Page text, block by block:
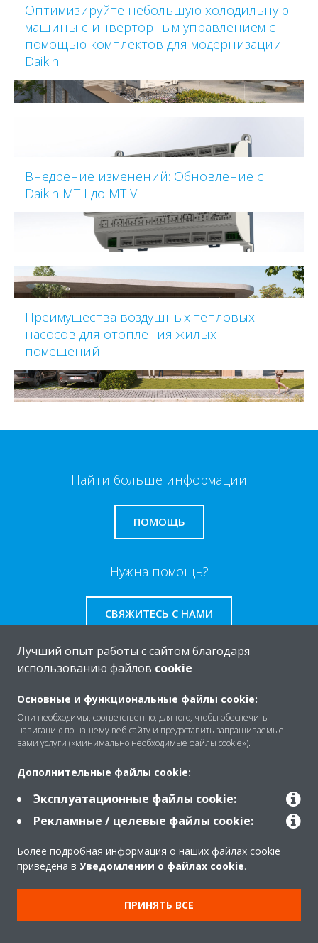
Оптимизируйте небольшую холодильную
машины с инверторным управлением с
помощью комплектов для модернизации
Daikin
Внедрение изменений: Обновление с
Daikin MTII до MTIV
Преимущества воздушных тепловых
насосов для отопления жилых
помещений
Найти больше информации
ПОМОЩЬ
Нужна помощь?
СВЯЖИТЕСЬ С НАМИ
O Daikin
Решения
Помощь
Продукты
Лучший опыт работы с сайтом благодаря
использованию файлов cookie
Основные и функциональные файлы cookie:
Они необходимы, соответственно, для того, чтобы обеспечить
навигацию по нашему веб-сайту и предоставить запрашиваемые
вами услуги («минимально необходимые файлы cookie»).
Дополнительные файлы cookie:
Эксплуатационные файлы cookie:
Рекламные / целевые файлы cookie:
Более подробная информация о наших файлах cookie
приведена в Уведомлении о файлах cookie.
ПРИНЯТЬ ВСЕ